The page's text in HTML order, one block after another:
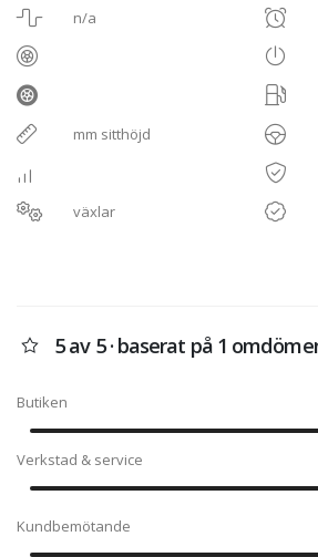
n/a
mm sitthöjd
växlar
5 av 5 · baserat på 1
Butiken
Verkstad & service
Kundbemötande